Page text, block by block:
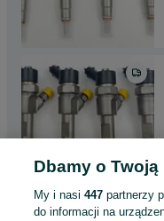
Dbamy o
My i nasi447 partnerzy
do informacji na